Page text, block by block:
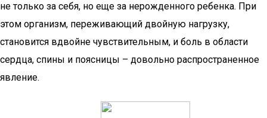
не только за себя, но еще за нерожденного ребенка. При
этом организм, переживающий двойную нагрузку,
становится вдвойне чувствительным, и боль в области
сердца, спины и поясницы – довольно распространенное
явление.